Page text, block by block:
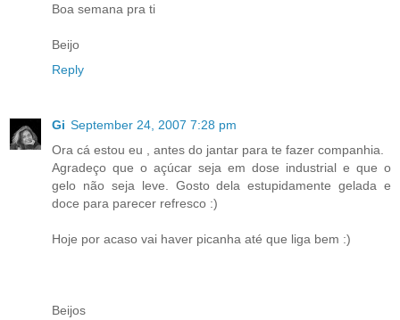
Boa semana pra ti
Beijo
Reply
Gi September 24, 2007 7:28 pm
Ora cá estou eu , antes do jantar para te fazer companhia.
Agradeço que o açúcar seja em dose industrial e que o
gelo não seja leve. Gosto dela estupidamente gelada e
doce para parecer refresco :)
Hoje por acaso vai haver picanha até que liga bem :)
Beijos